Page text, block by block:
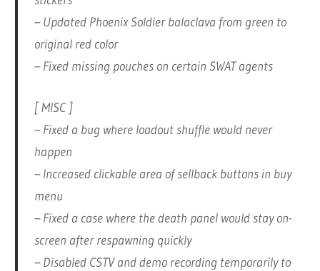
– Updated Phoenix Soldier balaclava from green to
original red color
– Fixed missing pouches on certain SWAT agents
[ MISC ]
– Fixed a bug where loadout shuffle would never
happen
– Increased clickable area of sellback buttons in buy
menu
– Fixed a case where the death panel would stay on-
screen after respawning quickly
– Disabled CSTV and demo recording temporarily to